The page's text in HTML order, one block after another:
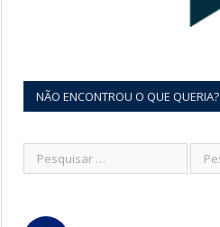
NÃO ENCONTROU O QUE QUERIA?